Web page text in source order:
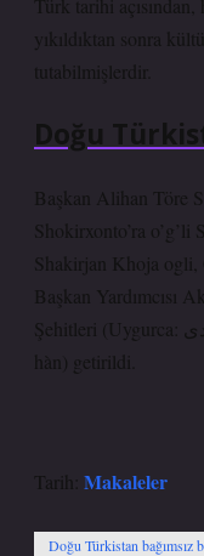
Türk tarihi
yıkıldıktan sonra
tutabilmişlerdir.
Doğu
Başkan Alihan Töre
Shokirxonto’ra
Shakirjan Khoja
Başkan Yardımcısı
Şehitleri (Uygurca: بۇرھان شەھىدى, Çince: 包爾漢 bāoěr
hàn) getirildi.
Tarih: Makaleler
Doğu Türkistan bağımsız